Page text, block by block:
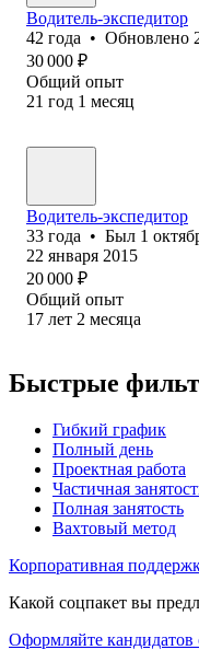
Водитель-экспедитор
42 года • Обновлено
30 000 ₽
Общий опыт
21 год 1 месяц
Водитель-экспедитор
33 года • Был 1
22 января 2015
20 000 ₽
Общий опыт
17 лет 2 месяца
Быстрые
Гибкий график
Полный день
Проектная работа
Частичная
Полная занятость
Вахтовый метод
Корпоративная
Какой соцпакет вы
Оформляйте кандидатов